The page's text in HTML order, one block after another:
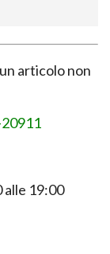
articolo non
alle 19:00